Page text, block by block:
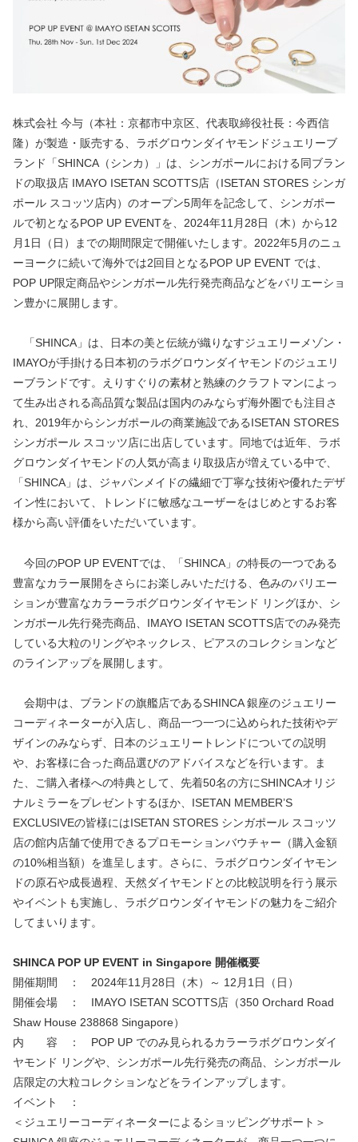
株式会社 今与（本社：京都市中京区、代表取締役社長：今西信
隆）が製造・販売する、ラボグロウンダイヤモンドジュエリーブ
ランド「SHINCA（シンカ）」は、シンガポールにおける同ブラン
ドの取扱店 IMAYO ISETAN SCOTTS店（ISETAN STORES シンガ
ポール スコッツ店内）のオープン5周年を記念して、シンガポー
ルで初となるPOP UP EVENTを、2024年11月28日（木）から12
月1日（日）までの期間限定で開催いたします。2022年5月のニュ
ーヨークに続いて海外では2回目となるPOP UP EVENT では、
POP UP限定商品やシンガポール先行発売商品などをバリエーショ
ン豊かに展開します。
「SHINCA」は、日本の美と伝統が織りなすジュエリーメゾン・
IMAYOが手掛ける日本初のラボグロウンダイヤモンドのジュエリ
ーブランドです。えりすぐりの素材と熟練のクラフトマンによっ
て生み出される高品質な製品は国内のみならず海外圏でも注目さ
れ、2019年からシンガポールの商業施設であるISETAN STORES
シンガポール スコッツ店に出店しています。同地では近年、ラボ
グロウンダイヤモンドの人気が高まり取扱店が増えている中で、
「SHINCA」は、ジャパンメイドの繊細で丁寧な技術や優れたデザ
イン性において、トレンドに敏感なユーザーをはじめとするお客
様から高い評価をいただいています。
今回のPOP UP EVENTでは、「SHINCA」の特長の一つである
豊富なカラー展開をさらにお楽しみいただける、色みのバリエー
ションが豊富なカラーラボグロウンダイヤモンド リングほか、シ
ンガポール先行発売商品、IMAYO ISETAN SCOTTS店でのみ発売
している大粒のリングやネックレス、ピアスのコレクションなど
のラインアップを展開します。
会期中は、ブランドの旗艦店であるSHINCA 銀座のジュエリー
コーディネーターが入店し、商品一つ一つに込められた技術やデ
ザインのみならず、日本のジュエリートレンドについての説明
や、お客様に合った商品選びのアドバイスなどを行います。ま
た、ご購入者様への特典として、先着50名の方にSHINCAオリジ
ナルミラーをプレゼントするほか、ISETAN MEMBER’S
EXCLUSIVEの皆様にはISETAN STORES シンガポール スコッツ
店の館内店舗で使用できるプロモーションバウチャー（購入金額
の10%相当額）を進呈します。さらに、ラボグロウンダイヤモン
ドの原石や成長過程、天然ダイヤモンドとの比較説明を行う展示
やイベントも実施し、ラボグロウンダイヤモンドの魅力をご紹介
してまいります。
SHINCA POP UP EVENT in Singapore 開催概要
開催期間 ： 2024年11月28日（木）～ 12月1日（日）
開催会場 ： IMAYO ISETAN SCOTTS店（350 Orchard Road
Shaw House 238868 Singapore）
内 容 ： POP UP でのみ見られるカラーラボグロウンダイ
ヤモンド リングや、シンガポール先行発売の商品、シンガポール
店限定の大粒コレクションなどをラインアップします。
イベント ：
＜ジュエリーコーディネーターによるショッピングサポート＞